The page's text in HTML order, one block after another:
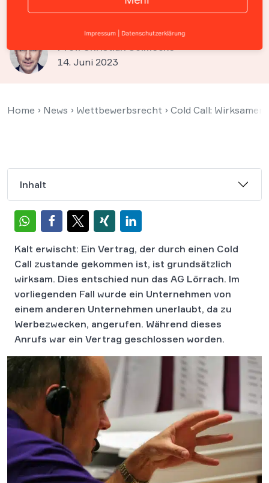
trotz Überraschungseffekt
Prof. Christian Solmecke
14. Juni 2023
Home › News › Wettbewerbsrecht › Cold Call:
Inhalt
Kalt erwischt: Ein Vertrag, der durch einen Cold
Call zustande gekommen ist, ist grundsätzlich
wirksam. Dies entschied nun das AG Lörrach. Im
vorliegenden Fall wurde ein Unternehmen von
einem anderen Unternehmen unerlaubt, da zu
Werbezwecken, angerufen. Während dieses
Anrufs war ein Vertrag geschlossen worden.
Impressum Datenschutzerklärung